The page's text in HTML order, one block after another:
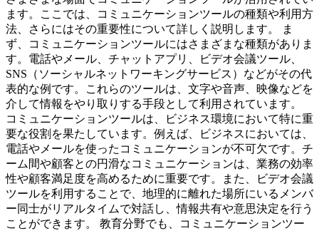
ます。ここでは、コミュニケーションツールの種類や利用方
法、さらにはその重要性について詳しく説明します。 ま
ず、コミュニケーションツールにはさまざまな種類がありま
す。電話やメール、チャットアプリ、ビデオ会議ツール、
SNS（ソーシャルネットワーキングサービス）などがその代
表的な例です。これらのツールは、文字や音声、映像などを
介して情報をやり取りする手段として利用されています。
コミュニケーションツールは、ビジネス環境において特に重
要な役割を果たしています。例えば、ビジネスにおいては、
電話やメールを使ったコミュニケーションが不可欠です。チ
ーム間や顧客との円滑なコミュニケーションは、業務の効率
性や顧客満足度を高めるために重要です。また、ビデオ会議
ツールを利用することで、地理的に離れた場所にいるメンバ
ー同士がリアルタイムで対話し、情報共有や意思決定を行う
ことができます。 教育分野でも、コミュニケーションツー